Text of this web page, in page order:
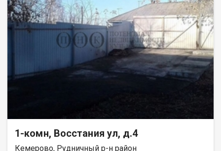
1-комн, Восстания ул, д.4
Кемерово, Рудничный р-н район